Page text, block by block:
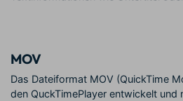
MOV
Das Dateiformat MOV (QuickTime
den QuckTimePlayer entwickelt und